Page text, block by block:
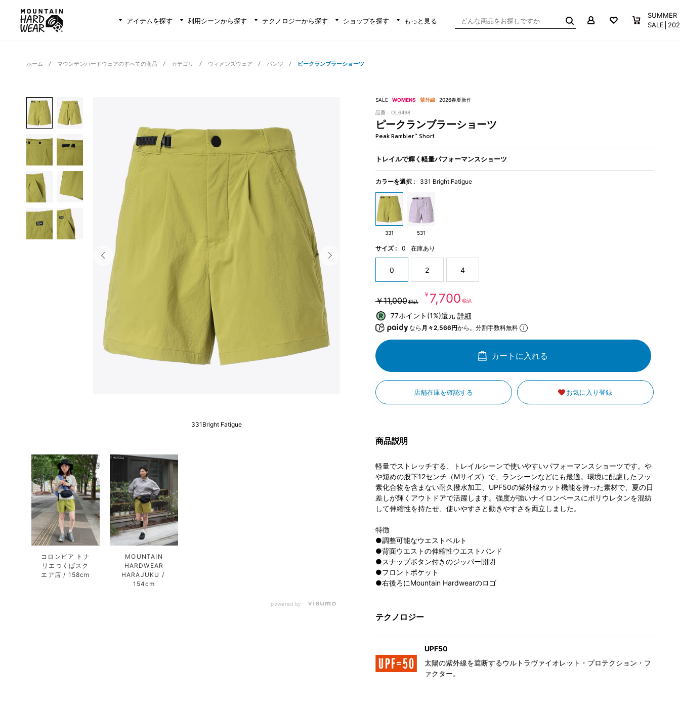
アイテムを探す 利用シーンから探す テクノロジーから探す ショップを探す もっと見る
お気に入り買い物か
SUMMER
ホーム マウンテンハードウェアのすべての商品 カテゴリ ウィメンズウェア パンツ ピークランブラーショーツ
331Bright Fatigue
コロンビア トナ
リエつくばスク
エア店
158cm
MOUNTAIN
HARDWEAR
HARAJUKU
154cm
powered by
SALE WOMENS 紫外線 2026春夏新作
品番 : OL6498
ピークランブラーショーツ
Peak Rambler™ Short
トレイルで輝く軽量パフォーマンスショーツ
カラーを選択 : 331 Bright Fatigue
331 531
サイズ : 0 在庫あり
0 2 4
￥11,000税込 ￥7,700 税込
77ポイント(1%)還元 詳細
なら 月々2,566円から。分割手数料無料
カートに入れる
店舗在庫を確認する お気に入り登録
商品説明
軽量でストレッチする、トレイルシーンで使いやすいパフォーマンスショーツです。や
や短めの股下12センチ（Mサイズ）で、ランシーンなどにも最適。環境に配慮したフッ
素化合物を含まない耐久撥水加工、UPF50の紫外線カット機能を持った素材で、夏の日
差しが輝くアウトドアで活躍します。強度が強いナイロンベースにポリウレタンを混紡
して伸縮性を持たせ、使いやすさと動きやすさを両立しました。
特徴
●調整可能なウエストベルト
●背面ウエストの伸縮性ウエストバンド
●スナップボタン付きのジッパー開閉
●フロントポケット
●右後ろにMountain Hardwearのロゴ
テクノロジー
UPF50
太陽の紫外線を遮断するウルトラヴァイオレット・プロテクション・フ
ァクター。